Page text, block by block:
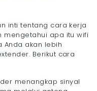
inti tentang cara kerja
mengetahui apa itu wifi
Anda akan lebih
Berikut cara
menangkap sinyal